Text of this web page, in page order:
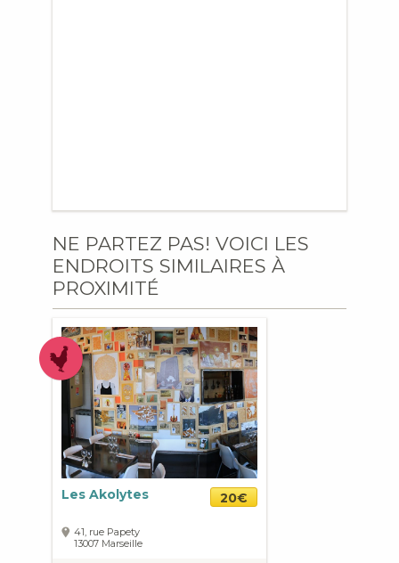
NE PARTEZ PAS! VOICI LES
ENDROITS SIMILAIRES À
PROXIMITÉ
Les Akolytes 20€
41, rue Papety
13007 Marseille